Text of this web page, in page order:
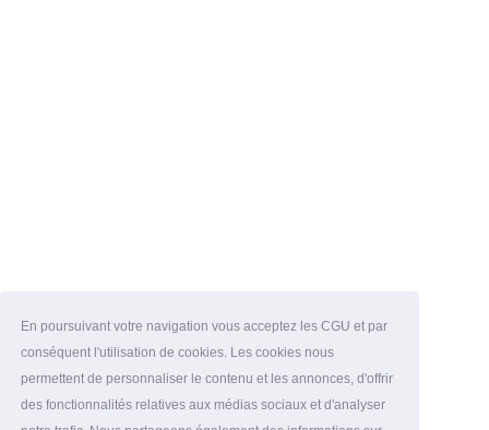
En poursuivant votre navigation vous acceptez les CGU et par
conséquent l'utilisation de cookies. Les cookies nous
permettent de personnaliser le contenu et les annonces, d'offrir
des fonctionnalités relatives aux médias sociaux et d'analyser